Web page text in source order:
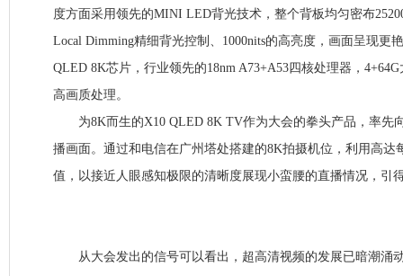
度方面采用领先的MINI LED背光技术，整个背板均匀密布
Local Dimming精细背光控制、1000nits的高亮度，画面呈现更
QLED 8K芯片，行业领先的18nm A73+A53四核处理器，
高画质处理。
为8K而生的X10 QLED 8K TV作为大会的拳头产品，率先
播画面。通过和电信在广州塔处搭建的8K拍摄机位，利用高达
值，以接近人眼感知极限的清晰度展现小蛮腰的直播情况，引
从大会发出的信号可以看出，超高清视频的发展已暗潮涌